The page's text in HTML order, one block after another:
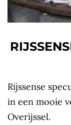
Rijssense
in een mooie
Overijssel.